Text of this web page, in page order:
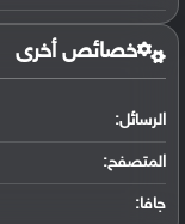
خصائص أخرى
الرسائل:
المتصفح:
جافا: